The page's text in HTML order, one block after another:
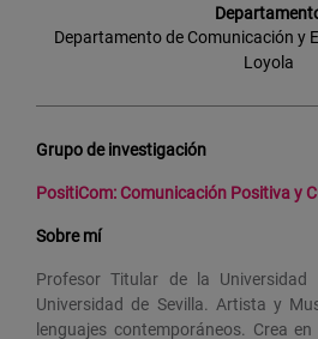
Departamento de Comunicación y
Loyola
Grupo de investigación
PositiCom: Comunicación Positiva y
Sobre mí
Profesor Titular de la
Universidad de Sevilla. Artista y
lenguajes contemporáneos. Crea